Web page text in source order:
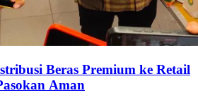
Beras Premium ke Retail
Aman